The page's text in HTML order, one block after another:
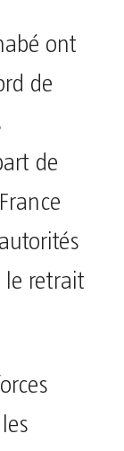
ont
de
de
le retrait